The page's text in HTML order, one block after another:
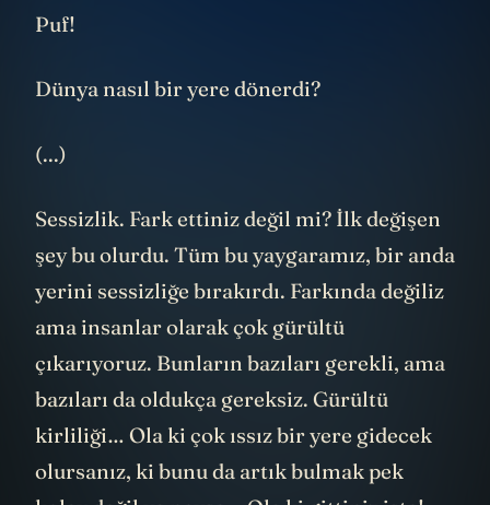
Puf!
Dünya nasıl bir yere dönerdi?
(...)
Sessizlik. Fark ettiniz değil mi? İlk değişen
şey bu olurdu. Tüm bu yaygaramız, bir anda
yerini sessizliğe bırakırdı. Farkında değiliz
ama insanlar olarak çok gürültü
çıkarıyoruz. Bunların bazıları gerekli, ama
bazıları da oldukça gereksiz. Gürültü
kirliliği… Ola ki çok ıssız bir yere gidecek
olursanız, ki bunu da artık bulmak pek